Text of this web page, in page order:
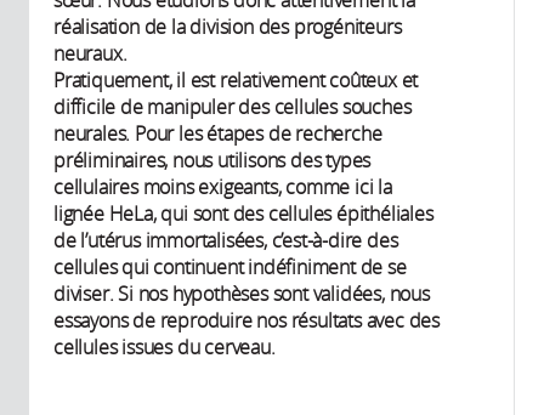
réalisation de la division des progéniteurs
neuraux.
Pratiquement, il est relativement coûteux et
difficile de manipuler des cellules souches
neurales. Pour les étapes de recherche
préliminaires, nous utilisons des types
cellulaires moins exigeants, comme ici la
lignée HeLa, qui sont des cellules épithéliales
de l’utérus immortalisées, c’est-à-dire des
cellules qui continuent indéfiniment de se
diviser. Si nos hypothèses sont validées, nous
essayons de reproduire nos résultats avec des
cellules issues du cerveau.